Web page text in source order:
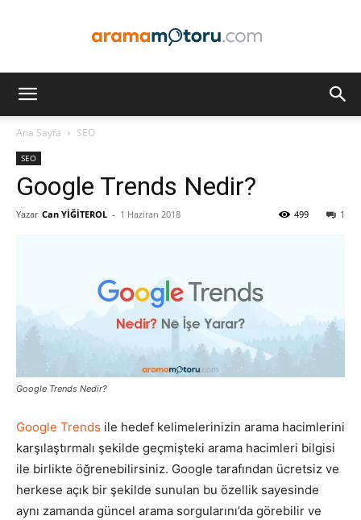
ve
–
Ana Sayfa SEO
SEO
Google Trends Nedir?
Yazar Can YİĞİTEROL - 1 Haziran 2018 1
499
Google Trends Nedir?
Google Trends ile hedef kelimelerinizin arama hacimlerini
karşılaştırmalı şekilde geçmişteki arama hacimleri bilgisi
ile birlikte öğrenebilirsiniz. Google tarafından ücretsiz ve
herkese açık bir şekilde sunulan bu özellik sayesinde
aynı zamanda güncel arama sorgularını’da görebilir ve